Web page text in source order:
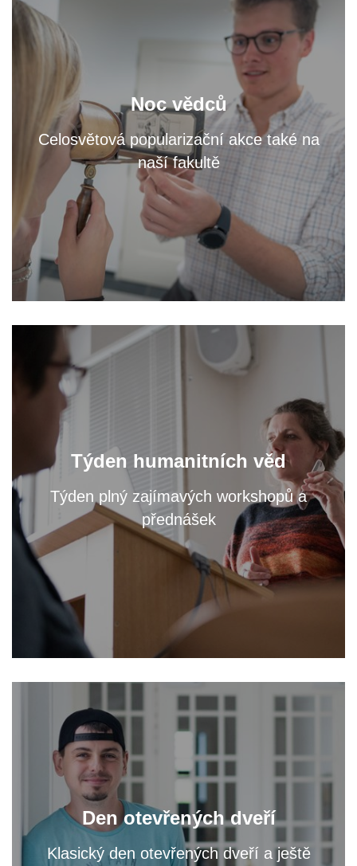
Noc vědců
Celosvětová popularizační akce také na
naší fakultě
Navštivte fakultní areál a
zjistěte na workshopech
přednáškách, čím se tu zabýváme.
VÍCE
Týden humanitních věd
Týden plný zajímavých workshopů a
přednášek
Oslavte s námi světový den filozofie a navštivte
přednášky a workshopy našich odborníků.
VÍCE
Den otevřených dveří
Klasický den otevřených dveří a ještě
Navštivte nás a zeptejte se na cokoliv, co vás
zajímá, přímo vyučujících svého vysněného
programu.